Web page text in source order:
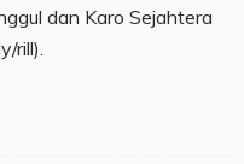
dan Karo Sejahtera
rill).